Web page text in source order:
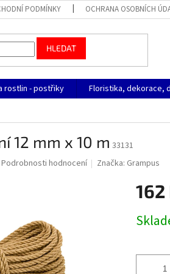
PODMÍNKY OCHRANA OSOBNÍCH
HLEDAT
rostlin - postřiky Floristika, dekorace,
12 mm x 10 m 33131
Podrobnosti hodnocení Značka: Grampus
162
cena: